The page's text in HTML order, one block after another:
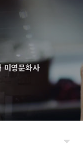
미영문화사